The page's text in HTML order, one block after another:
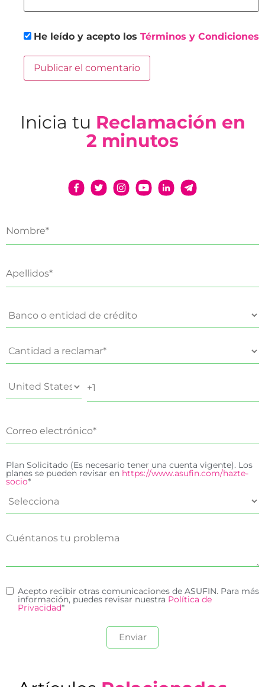
He leído y acepto los Términos y Condiciones
Inicia tu Reclamación en
2 minutos
Plan Solicitado (Es necesario tener una cuenta vigente). Los
planes se pueden revisar en https://www.asufin.com/hazte-
socio*
Acepto recibir otras comunicaciones de ASUFIN. Para más
información, puedes revisar nuestra Política de
Privacidad*